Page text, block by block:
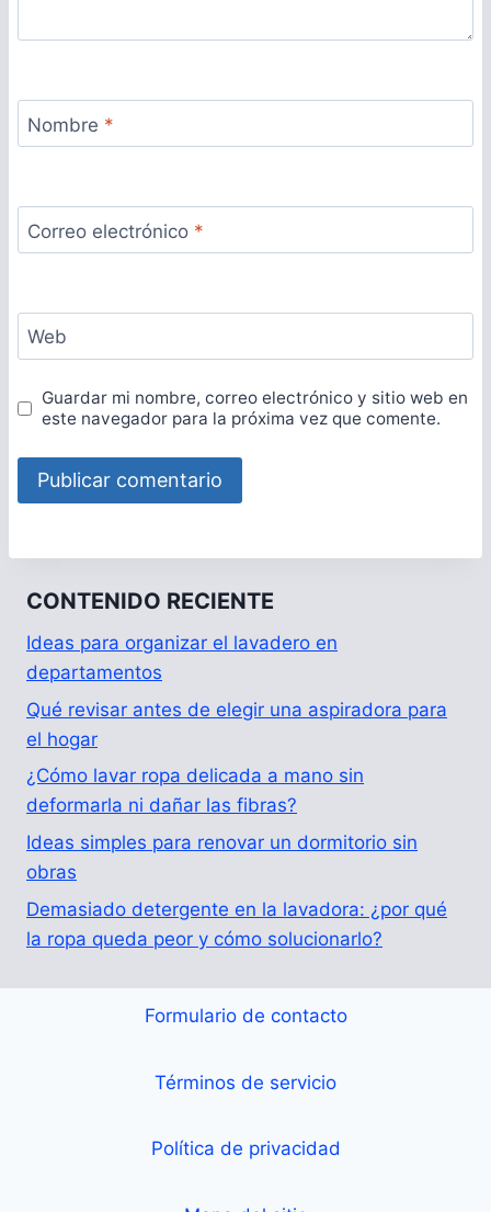
Nombre *
Correo electrónico *
Web
Guardar mi nombre, correo electrónico y sitio web en
este navegador para la próxima vez que comente.
CONTENIDO RECIENTE
Ideas para organizar el lavadero en
departamentos
Qué revisar antes de elegir una aspiradora para
el hogar
¿Cómo lavar ropa delicada a mano sin
deformarla ni dañar las fibras?
Ideas simples para renovar un dormitorio sin
obras
Demasiado detergente en la lavadora: ¿por qué
la ropa queda peor y cómo solucionarlo?
Formulario de contacto
Términos de servicio
Política de privacidad